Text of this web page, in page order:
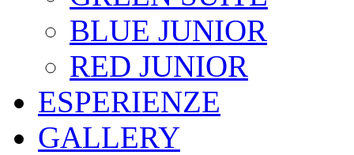
BLUE JUNIOR
RED JUNIOR
ESPERIENZE
GALLERY